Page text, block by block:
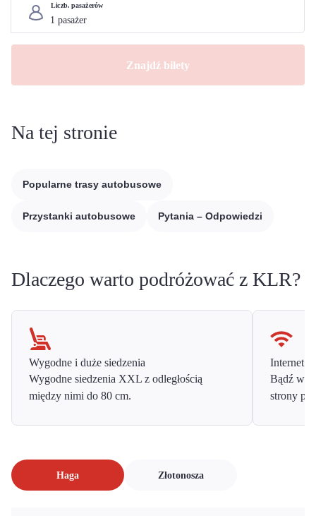
Liczb. pasażerów
Znajdź bilety
Na tej stronie
Popularne trasy autobusowe
Przystanki autobusowe Pytania – Odpowiedzi
Dlaczego warto podróżować z KLR?
Wygodne i duże siedzenia
Wygodne siedzenia XXL z odległością
między nimi do 80 cm.
Internet
Bądź w
strony
Haga Złotonosza